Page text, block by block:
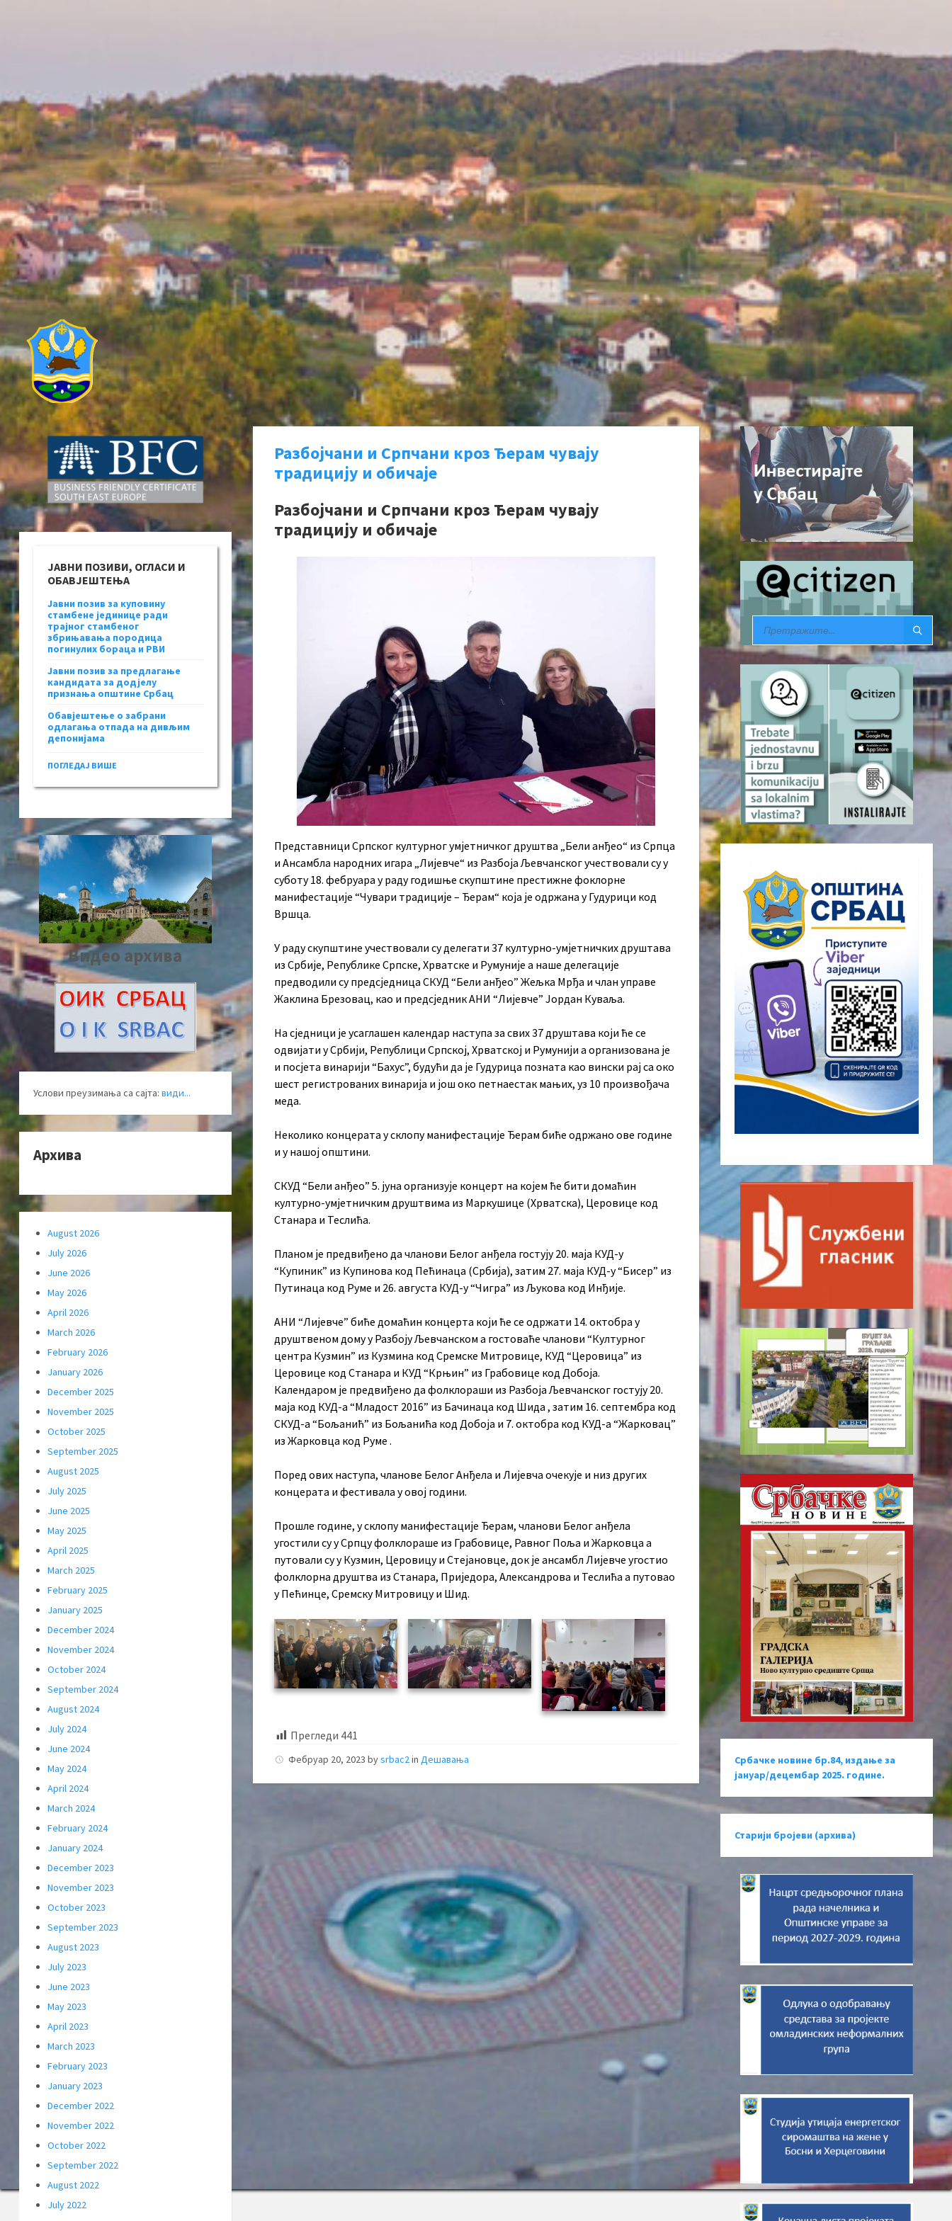
Разбојчани и Српчани кроз Ђерам чувају
традицију и обичаје
Разбојчани и Српчани кроз Ђерам чувају
традицију и обичаје
Представници Српског културног умјетничког друштва „Бели анђео“ из Српца
и Ансамбла народних игара „Лијевче“ из Разбоја Љевчанског учествовали су у
суботу 18. фебруара у раду годишње скупштине престижне фоклорне
манифестације “Чувари традиције – Ђерам“ која је одржана у Гудурици код
Вршца.
У раду скупштине учествовали су делегати 37 културно-умјетничких друштава
из Србије, Републике Српске, Хрватске и Румуније а наше делегације
предводили су предсједница СКУД “Бели анђео” Жељка Мрђа и члан управе
Жаклина Брезовац, као и предсједник АНИ “Лијевче” Јордан Куваља.
На сједници је усаглашен календар наступа за свих 37 друштава који ће се
одвијати у Србији, Републици Српској, Хрватској и Румунији а организована је
и посјета винарији “Бахус”, будући да је Гудурица позната као вински рај са око
шест регистрованих винарија и још око петнаестак мањих, уз 10 произвођача
меда.
Неколико концерата у склопу манифестације Ђерам биће одржано ове године
и у нашој општини.
СКУД “Бели анђео” 5. јуна организује концерт на којем ће бити домаћин
културно-умјетничким друштвима из Маркушице (Хрватска), Церовице код
Станара и Теслића.
Планом је предвиђено да чланови Белог анђела гостују 20. маја КУД-у
“Купиник” из Купинова код Пећинаца (Србија), затим 27. маја КУД-у “Бисер” из
Путинаца код Руме и 26. августа КУД-у “Чигра” из Љукова код Инђије.
АНИ “Лијевче” биће домаћин концерта који ће се одржати 14. октобра у
друштвеном дому у Разбоју Љевчанском а гостоваће чланови “Културног
центра Кузмин” из Кузмина код Сремске Митровице, КУД “Церовица” из
Церовице код Станара и КУД “Крњин” из Грабовице код Добоја.
Календаром је предвиђено да фолклораши из Разбоја Љевчанског гостују 20.
маја код КУД-а “Младост 2016” из Бачинаца код Шида , затим 16. септембра код
СКУД-а “Бољанић” из Бољанића код Добоја и 7. октобра код КУД-а “Жарковац”
из Жарковца код Руме .
Поред ових наступа, чланове Белог Анђела и Лијевча очекује и низ других
концерата и фестивала у овој години.
Прошле године, у склопу манифестације Ђерам, чланови Белог анђела
угостили су у Српцу фолклораше из Грабовице, Равног Поља и Жарковца а
путовали су у Кузмин, Церовицу и Стејановце, док је ансамбл Лијевче угостио
фолклорна друштва из Станара, Приједора, Александрова и Теслића а путовао
у Пећинце, Сремску Митровицу и Шид.
Прегледи 441
Фебруар 20, 2023 bysrbac2in Дешавања
ЈАВНИ ПОЗИВИ, ОГЛАСИ И
ОБАВЈЕШТЕЊА
Јавни позив за куповину
стамбене јединице ради
трајног стамбеног
збрињавања породица
погинулих бораца и РВИ
Јавни позив за предлагање
кандидата за додјелу
признања општине Србац
Обавјештење о забрани
одлагања отпада на дивљим
депонијама
ПОГЛЕДАЈ ВИШЕ
Видео архива
Услови преузимања са сајта: види...
Архива
August 2026
July 2026
June 2026
May 2026
April 2026
March 2026
February 2026
January 2026
December 2025
November 2025
October 2025
September 2025
August 2025
July 2025
June 2025
May 2025
April 2025
March 2025
February 2025
January 2025
December 2024
November 2024
October 2024
September 2024
August 2024
July 2024
June 2024
May 2024
April 2024
March 2024
February 2024
January 2024
December 2023
November 2023
October 2023
September 2023
August 2023
July 2023
June 2023
May 2023
April 2023
March 2023
February 2023
January 2023
December 2022
November 2022
October 2022
September 2022
August 2022
July 2022
Србачке новине бр.84, издање за
јануар/децембар 2025. године.
Старији бројеви (архива)